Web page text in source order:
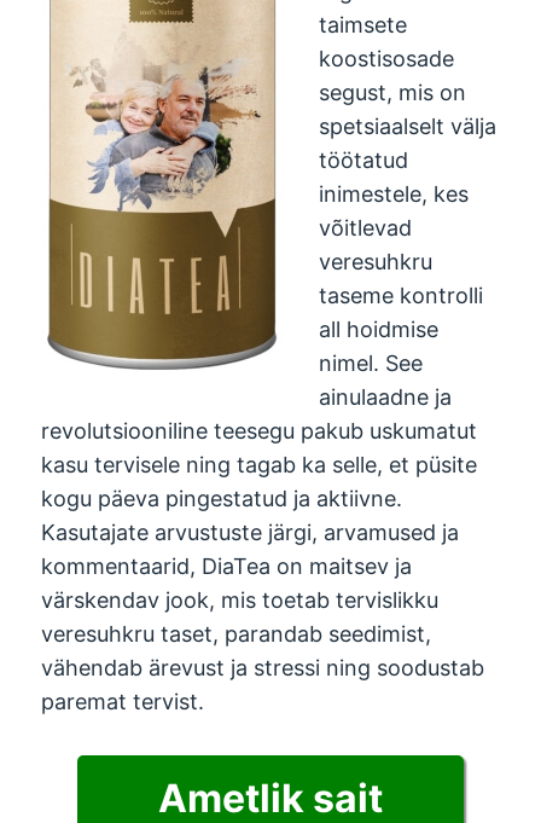
taimsete
koostisosade
segust, mis on
spetsiaalselt välja
töötatud
inimestele, kes
võitlevad
veresuhkru
taseme kontrolli
all hoidmise
nimel. See
ainulaadne ja
revolutsiooniline teesegu pakub uskumatut
kasu tervisele ning tagab ka selle, et püsite
kogu päeva pingestatud ja aktiivne.
Kasutajate arvustuste järgi, arvamused ja
kommentaarid, DiaTea on maitsev ja
värskendav jook, mis toetab tervislikku
veresuhkru taset, parandab seedimist,
vähendab ärevust ja stressi ning soodustab
paremat tervist.
Ametlik sait